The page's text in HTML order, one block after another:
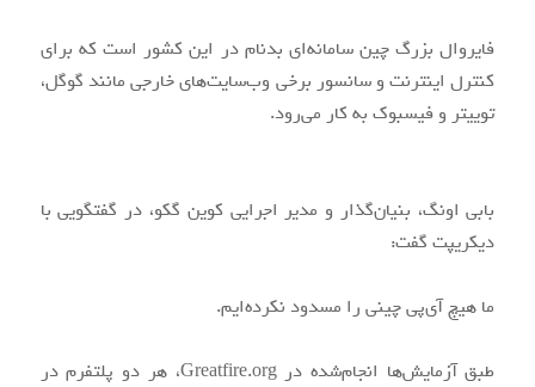
فایروال بزرگ چین سامانه‌ای بدنام در این کشور است که برای
کنترل اینترنت و سانسور برخی وب‌سایت‌های خارجی مانند گوگل،
توییتر و فیسبوک به کار می‌رود.
بابی اونگ، بنیان‌گذار و مدیر اجرایی کوین گکو، در گفتگویی با
دیکریپت گفت:
ما هیچ آی‌پی چینی را مسدود نکرده‌ایم.
طبق آزمایش‌ها انجام‌شده در Greatfire.org، هر دو پلتفرم در